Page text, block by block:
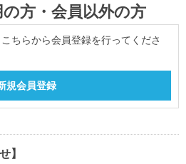
方・会員以外の方
ちらから会員登録を行ってくださ
】